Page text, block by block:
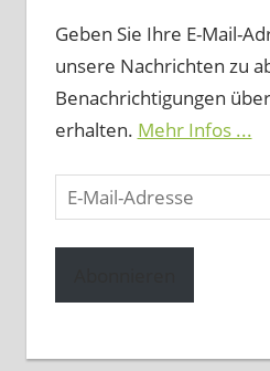
Geben Sie Ihre E-Mail-
unsere Nachrichten zu
Benachrichtigungen
erhalten. Mehr Infos ...
E-
Mail-
Adresse